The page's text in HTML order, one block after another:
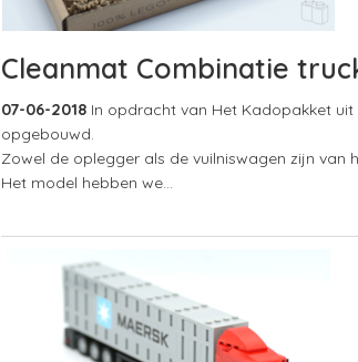
Cleanmat Combinatie
07-06-2018 In opdracht van Het Kadopakket
opgebouwd.
Zowel de oplegger als de vuilniswagen zijn van
Het model hebben we…